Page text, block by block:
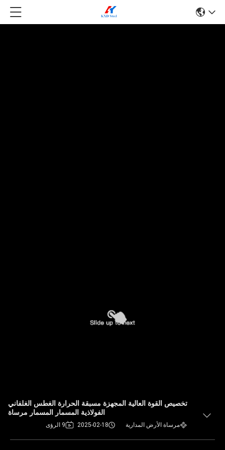
تخصيص القوة العالية المجهزة مسبقة الحرارة الغطس الغلفاني
الفولاذية المسمار المسمار مرساة
مرساة الأرض المدارية 2025-02-18 9 الرؤى